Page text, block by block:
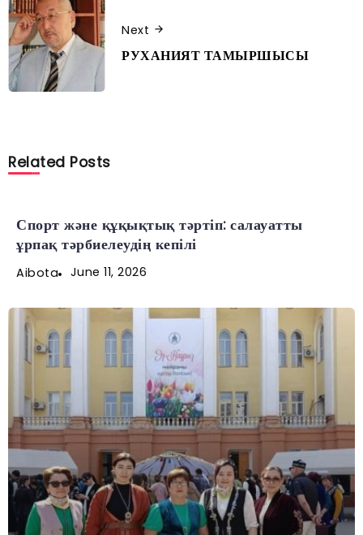
Next
РУХАНИЯТ ТАМЫРШЫСЫ
Related Posts
Спорт және құқықтық тәртіп: салауатты
ұрпақ тәрбиелеудің кепілі
Aibota June 11, 2026